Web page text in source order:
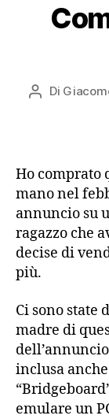
Autore
Di
Ho comprato
mano nel
annuncio su
ragazzo che
decise di
più.
Ci sono state
madre di
inclusa
emulare un